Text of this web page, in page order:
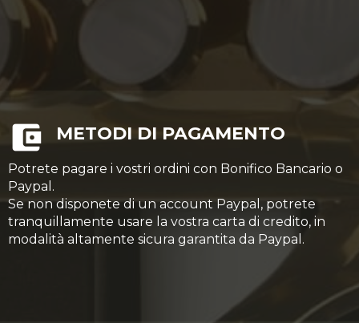
METODI DI PAGAMENTO
Potrete pagare i vostri ordini con Bonifico Bancario o
Paypal.
Se non disponete di un account Paypal, potrete
tranquillamente usare la vostra carta di credito, in
modalità altamente sicura garantita da Paypal.